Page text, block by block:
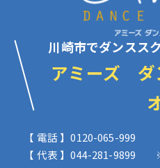
川崎市でダンスス
アミーズ
【 電話 】0120-065-999
【 代表 】044-281-9899